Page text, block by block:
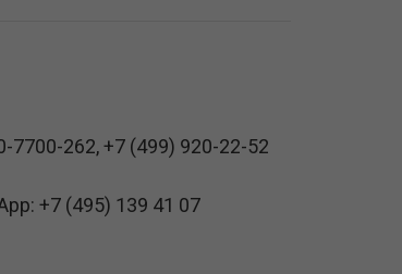
7700-262,+7 (499) 920-22-52
+7 (495) 139 41 07